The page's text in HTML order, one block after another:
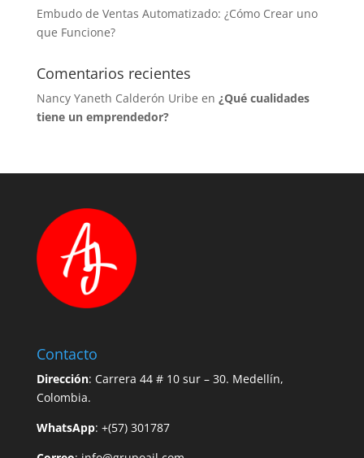
Embudo de Ventas Automatizado: ¿Cómo Crear uno
que Funcione?
Comentarios recientes
Nancy Yaneth Calderón Uribe en ¿Qué cualidades
tiene un emprendedor?
Contacto
Dirección: Carrera 44 # 10 sur – 30. Medellín,
Colombia.
WhatsApp: +(57) 301787